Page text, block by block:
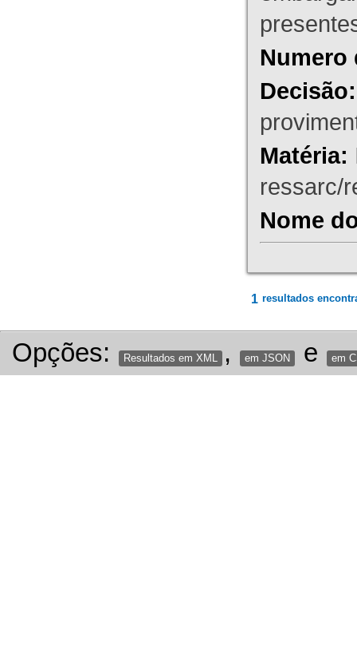
Numero
Decisão:
Matéria:
ressarc/
Nome
1 resultados
Opções: Resultados em XML , em JSON e em